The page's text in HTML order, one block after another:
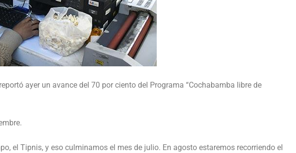
ayer un avance del 70 por ciento del Programa “Cochabamba libre de
el Tipnis, y eso culminamos el mes de julio. En agosto estaremos recorriendo el